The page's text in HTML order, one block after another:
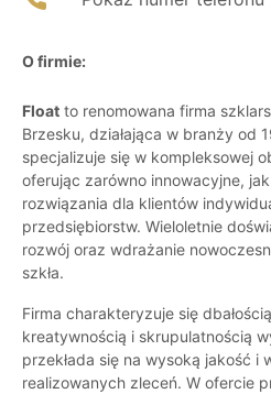
O firmie:
Float to renomowana firma
Brzesku, działająca w branży od
specjalizuje się w kompleksowej
oferując zarówno innowacyjne,
rozwiązania dla klientów
przedsiębiorstw. Wieloletnie
rozwój oraz wdrażanie
szkła.
Firma charakteryzuje się
kreatywnością i skrupulatnością
przekłada się na wysoką jakość i
realizowanych zleceń. W ofercie